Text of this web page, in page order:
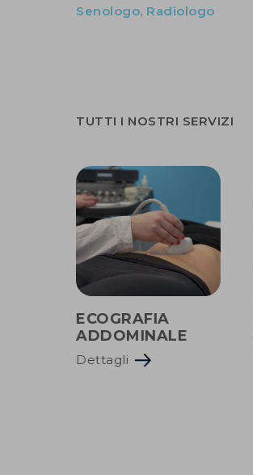
Senologo, Radiologo
TUTTI I NOSTRI SERVIZI
ECOGRAFIA
ADDOMINALE
Dettagli